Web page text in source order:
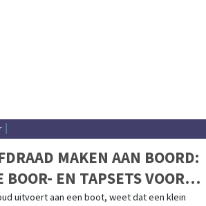
MAKEN AAN BOORD:
EN TAPSETS VOOR
uitvoert aan een boot, weet dat een klein